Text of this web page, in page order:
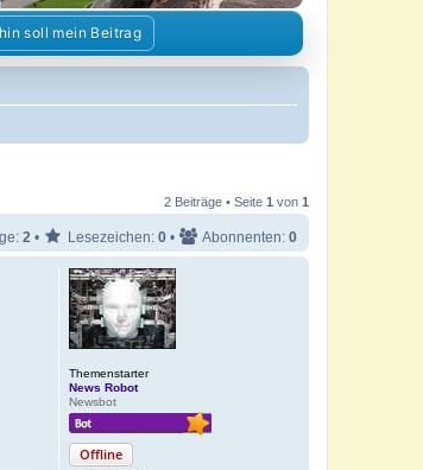
soll mein Beitrag
2 Beiträge • Seite 1 von 1
2 • Lesezeichen: 0 • Abonnenten: 0
Themenstarter
News Robot
Newsbot
Offline